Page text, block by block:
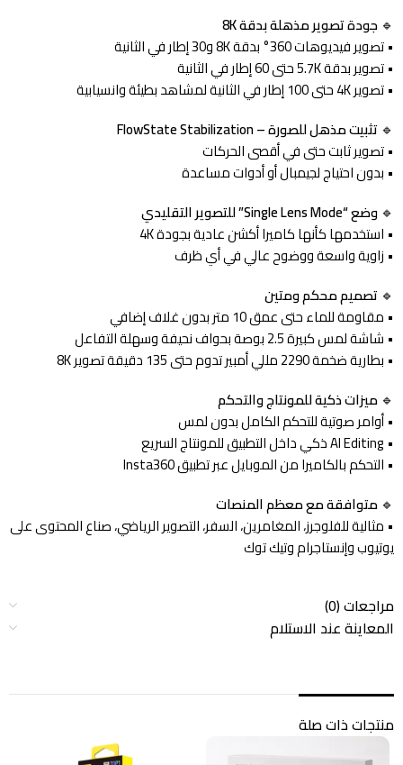
🔹جودة تصوير مذهلة بدقة 8K
• تصوير فيديوهات 360° بدقة 8K و30 إطار في الثانية
• تصوير بدقة 5.7K حتى 60 إطار في الثانية
• تصوير 4K حتى 100 إطار في الثانية لمشاهد بطيئة وانسيابية
🔹تثبيت مذهل للصورة – FlowState Stabilization
• تصوير ثابت حتى في أقصى الحركات
• بدون احتياج لجيمبال أو أدوات مساعدة
🔹وضع “Single Lens Mode” للتصوير التقليدي
• استخدمها كأنها كاميرا أكشن عادية بجودة 4K
• زاوية واسعة ووضوح عالي في أي ظرف
🔹تصميم محكم ومتين
• مقاومة للماء حتى عمق 10 متر بدون غلاف إضافي
• شاشة لمس كبيرة 2.5 بوصة بحواف نحيفة وسهلة التفاعل
• بطارية ضخمة 2290 مللي أمبير تدوم حتى 135 دقيقة تصوير 8K
🔹ميزات ذكية للمونتاج والتحكم
• أوامر صوتية للتحكم الكامل بدون لمس
• AI Editing ذكي داخل التطبيق للمونتاج السريع
• التحكم بالكاميرا من الموبايل عبر تطبيق Insta360
🔹متوافقة مع معظم المنصات
• مثالية للفلوجرز، المغامرين، السفر، التصوير الرياضي، صناع المحتوى على
يوتيوب وإنستاجرام وتيك توك
مراجعات (0)
المعاينة عند الاستلام
منتجات ذات صلة